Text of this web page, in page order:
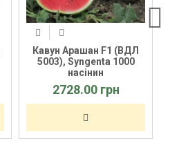
Кавун Арашан F1 (ВДЛ
5003), Syngenta 1000
насінин
2728.00 грн